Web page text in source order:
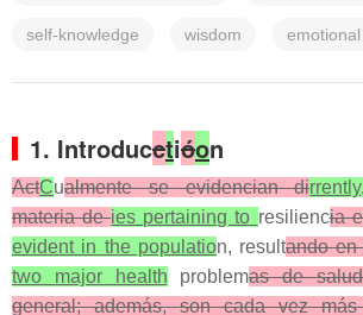
self-knowledge wisdom
1. Introducctióon
ActCualmente se evidencian di
materia deies pertaining to resiliencia
evident in the population, resultando en
two major health problemas de
general; además, son cada vez